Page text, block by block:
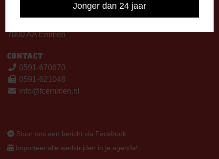
Jonger dan 24 jaar
CORRESPONDENTIE-ADRES
7800 AA Emmen
CONTACT
0591-670670
0591-621048
info@fcemmen.nl
Stuur ons een bericht via Facebook
Importeer alle wedstrijden in je agenda!